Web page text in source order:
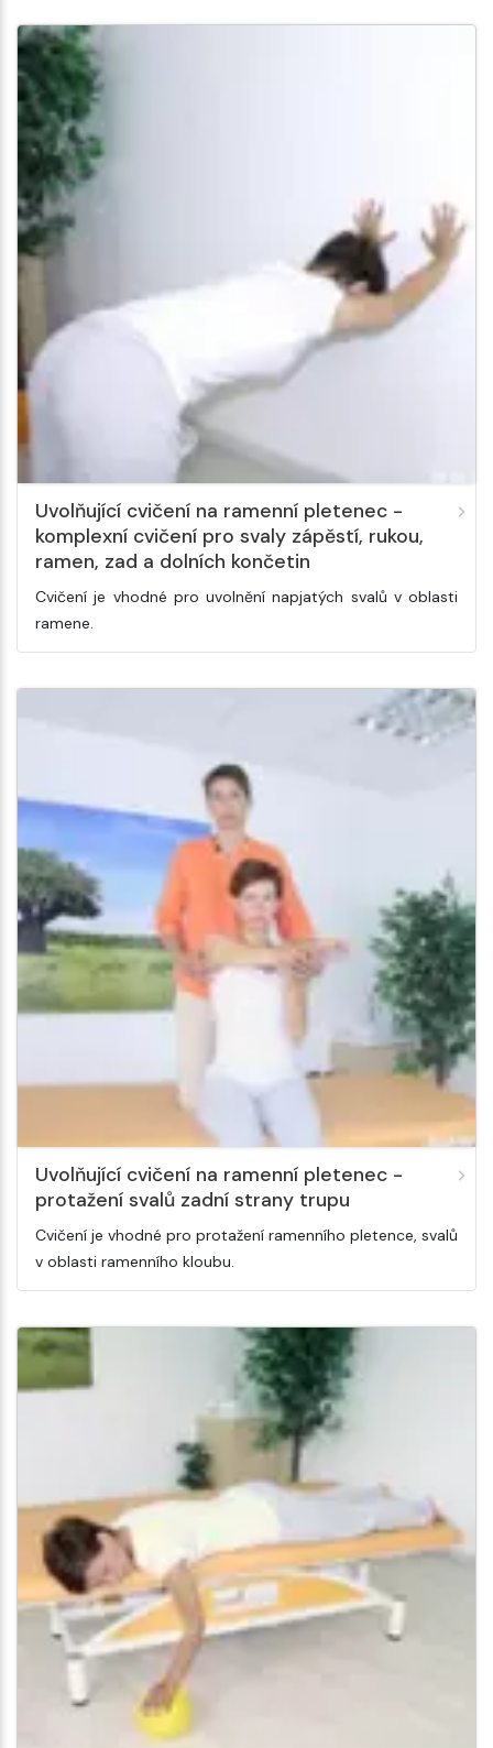
Uvolňující cvičení na ramenní pletenec -
komplexní cvičení pro svaly zápěstí, rukou,
ramen, zad a dolních končetin
Cvičení je vhodné pro uvolnění napjatých svalů v oblasti
ramene.
Uvolňující cvičení na ramenní pletenec -
protažení svalů zadní strany trupu
Cvičení je vhodné pro protažení ramenního pletence, svalů
v oblasti ramenního kloubu.